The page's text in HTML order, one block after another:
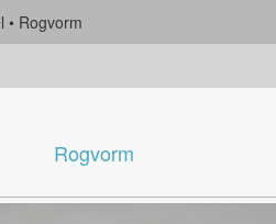
Rogvorm
Rogvorm